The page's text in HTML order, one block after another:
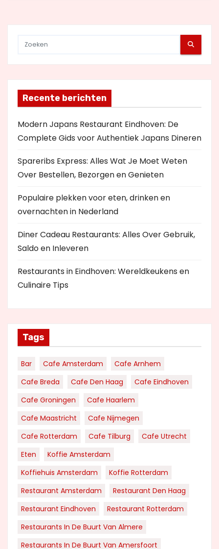
Recente berichten
Modern Japans Restaurant Eindhoven: De
Complete Gids voor Authentiek Japans Dineren
Spareribs Express: Alles Wat Je Moet Weten
Over Bestellen, Bezorgen en Genieten
Populaire plekken voor eten, drinken en
overnachten in Nederland
Diner Cadeau Restaurants: Alles Over Gebruik,
Saldo en Inleveren
Restaurants in Eindhoven: Wereldkeukens en
Culinaire Tips
Tags
Bar Cafe Amsterdam
Cafe Arnhem
Cafe Breda
Cafe Den Haag
Cafe Eindhoven
Cafe Groningen
Cafe Haarlem
Cafe Maastricht
Cafe Nijmegen
Cafe Rotterdam
Cafe Tilburg
Cafe Utrecht
Eten
Koffie Amsterdam
Koffiehuis Amsterdam
Koffie Rotterdam
Restaurant Amsterdam
Restaurant Den Haag
Restaurant Eindhoven
Restaurant Rotterdam
Restaurants In De Buurt Van Almere
Restaurants In De Buurt Van Amersfoort